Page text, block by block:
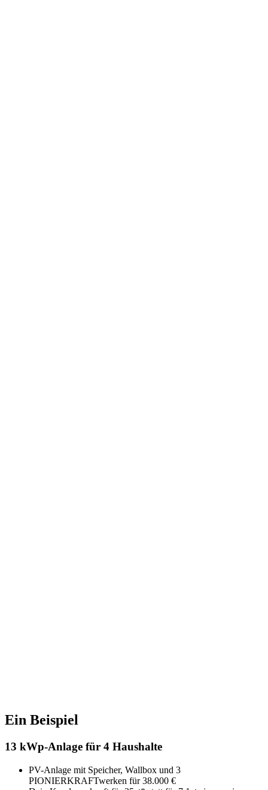
Ein Beispiel
13 kWp-Anlage für 4 Haushalte
PV-Anlage mit Speicher, Wallbox und 3
PIONIERKRAFTwerken für 38.000 €